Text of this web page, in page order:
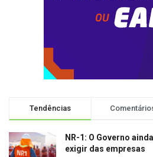
Tendências
NR-1: O Governo
exigir das empresas